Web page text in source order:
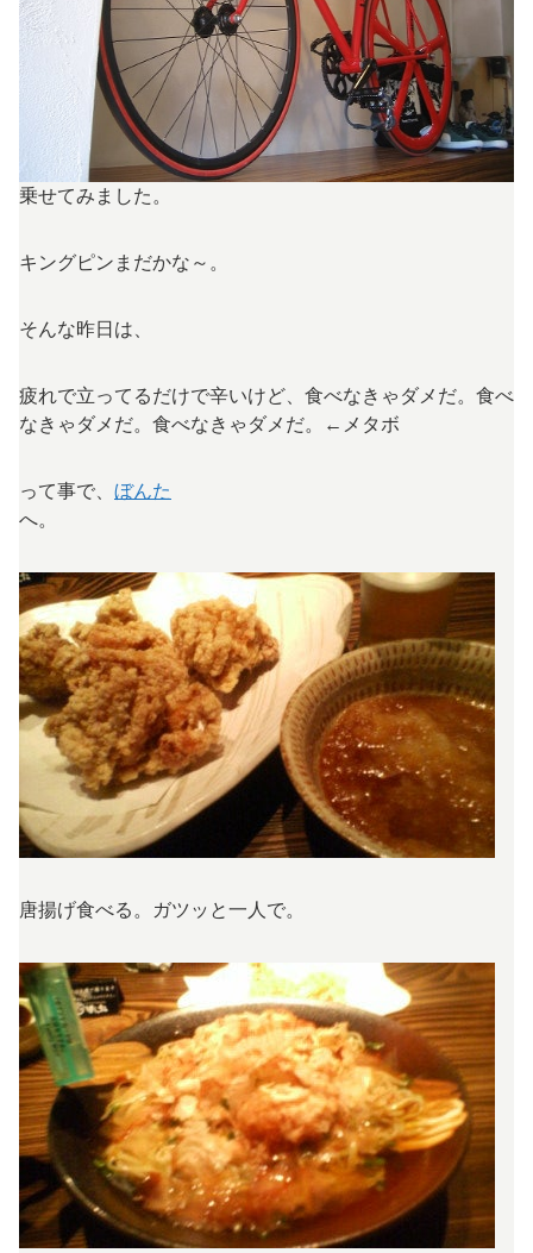
乗せてみました。
キングピンまだかな～。
そんな昨日は、
疲れで立ってるだけで辛いけど、食べなきゃダメだ。食べ
なきゃダメだ。食べなきゃダメだ。←メタボ
って事で、 ぼんた
へ。
唐揚げ食べる。ガツッと一人で。